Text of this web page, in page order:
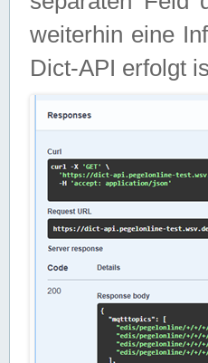
weiterhin eine
Dict-API erfolgt